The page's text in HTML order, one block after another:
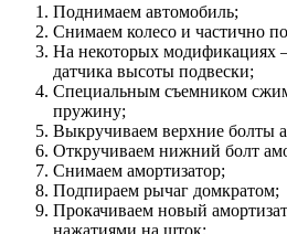
Поднимаем автомобиль;
Снимаем колесо и частично
На некоторых модификациях
датчика высоты подвески;
Специальным съемником
пружину;
Выкручиваем верхние болты
Откручиваем нижний болт
Снимаем амортизатор;
Подпираем рычаг домкратом;
Прокачиваем новый
нажатиями на шток;